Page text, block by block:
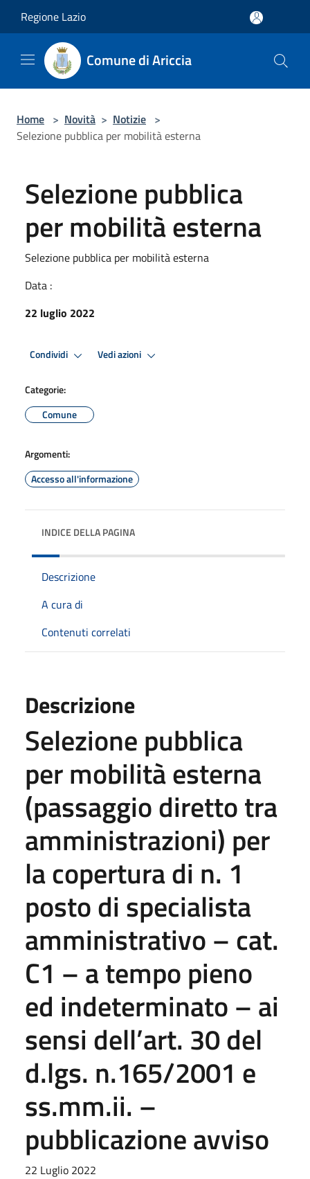
Regione Lazio
Comune di Ariccia
Home > Novità > Notizie >
Selezione pubblica per mobilità esterna
Selezione pubblica
per mobilità esterna
Selezione pubblica per mobilità esterna
Data :
22 luglio 2022
Condividi Vedi azioni
Categorie:
Comune
Argomenti:
Accesso all'informazione
INDICE DELLA PAGINA
Descrizione
A cura di
Contenuti correlati
Descrizione
Selezione pubblica
per mobilità esterna
(passaggio diretto tra
amministrazioni) per
la copertura di n. 1
posto di specialista
amministrativo – cat.
C1 – a tempo pieno
ed indeterminato – ai
sensi dell’art. 30 del
d.lgs. n.165/2001 e
ss.mm.ii. –
pubblicazione avviso
22 Luglio 2022